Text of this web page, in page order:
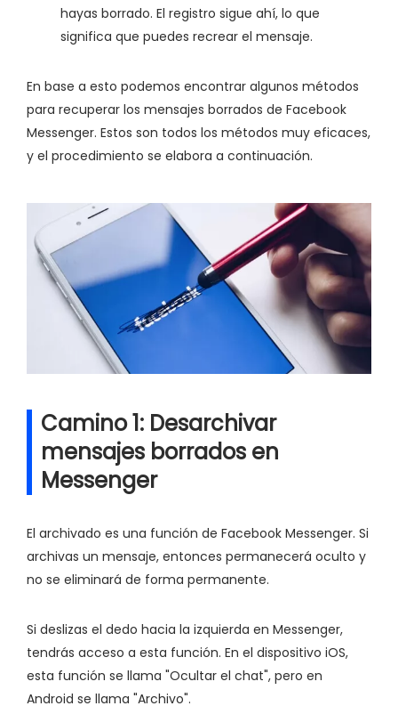
hayas borrado. El registro sigue ahí, lo que
significa que puedes recrear el mensaje.
En base a esto podemos encontrar algunos métodos
para recuperar los mensajes borrados de Facebook
Messenger. Estos son todos los métodos muy eficaces,
y el procedimiento se elabora a continuación.
Camino 1: Desarchivar
mensajes borrados en
Messenger
El archivado es una función de Facebook Messenger. Si
archivas un mensaje, entonces permanecerá oculto y
no se eliminará de forma permanente.
Si deslizas el dedo hacia la izquierda en Messenger,
tendrás acceso a esta función. En el dispositivo iOS,
esta función se llama "Ocultar el chat", pero en
Android se llama "Archivo".